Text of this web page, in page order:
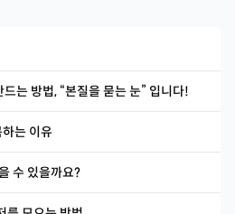
는 방법, “본질을 묻는 눈” 입니다!
는 이유
수 있을까요?